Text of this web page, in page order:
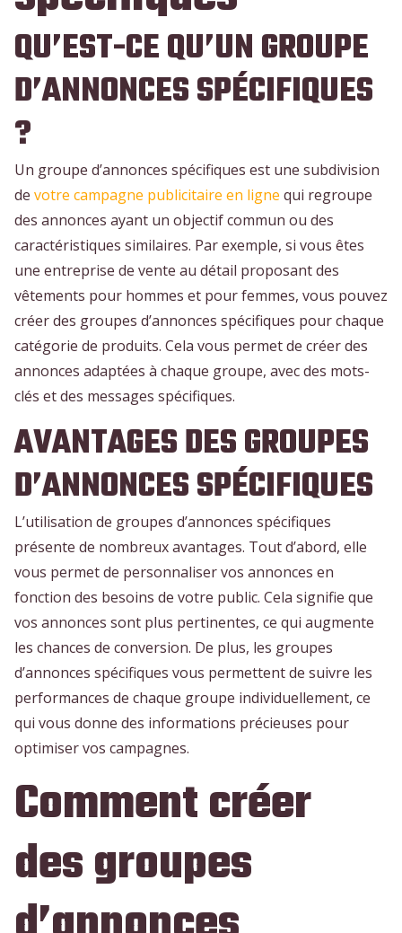
QU’EST-CE QU’UN GROUPE
D’ANNONCES SPÉCIFIQUES
?
Un groupe d’annonces spécifiques est une subdivision
de votre campagne publicitaire en ligne qui regroupe
des annonces ayant un objectif commun ou des
caractéristiques similaires. Par exemple, si vous êtes
une entreprise de vente au détail proposant des
vêtements pour hommes et pour femmes, vous pouvez
créer des groupes d’annonces spécifiques pour chaque
catégorie de produits. Cela vous permet de créer des
annonces adaptées à chaque groupe, avec des mots-
clés et des messages spécifiques.
AVANTAGES DES GROUPES
D’ANNONCES SPÉCIFIQUES
L’utilisation de groupes d’annonces spécifiques
présente de nombreux avantages. Tout d’abord, elle
vous permet de personnaliser vos annonces en
fonction des besoins de votre public. Cela signifie que
vos annonces sont plus pertinentes, ce qui augmente
les chances de conversion. De plus, les groupes
d’annonces spécifiques vous permettent de suivre les
performances de chaque groupe individuellement, ce
qui vous donne des informations précieuses pour
optimiser vos campagnes.
Comment créer
des groupes